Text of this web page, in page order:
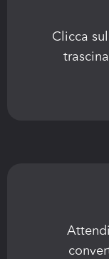
Clicca